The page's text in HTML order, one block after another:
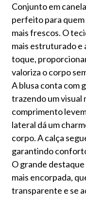
Conjunto em
perfeito para
mais frescos. O
mais estruturado e
toque,
valoriza o corpo
A blusa conta com
trazendo um visual
comprimento
lateral dá um
corpo. A calça
garantindo
O grande
mais encorpada,
transparente e se